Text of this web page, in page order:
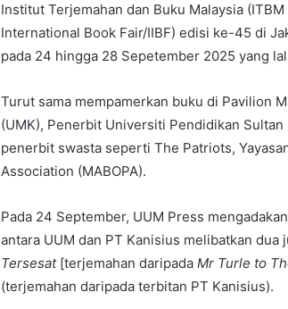
Institut Terjemahan dan Buku Malaysia
International Book Fair/IIBF) edisi ke-45 di
pada 24 hingga 28 Sepetember 2025 yang
Turut sama mempamerkan buku di Pavilion
(UMK), Penerbit Universiti Pendidikan Sultan
penerbit swasta seperti The Patriots,
Association (MABOPA).
Pada 24 September, UUM Press
antara UUM dan PT Kanisius melibatkan dua
Tersesat [terjemahan daripada Mr Turle to
(terjemahan daripada terbitan PT Kanisius).